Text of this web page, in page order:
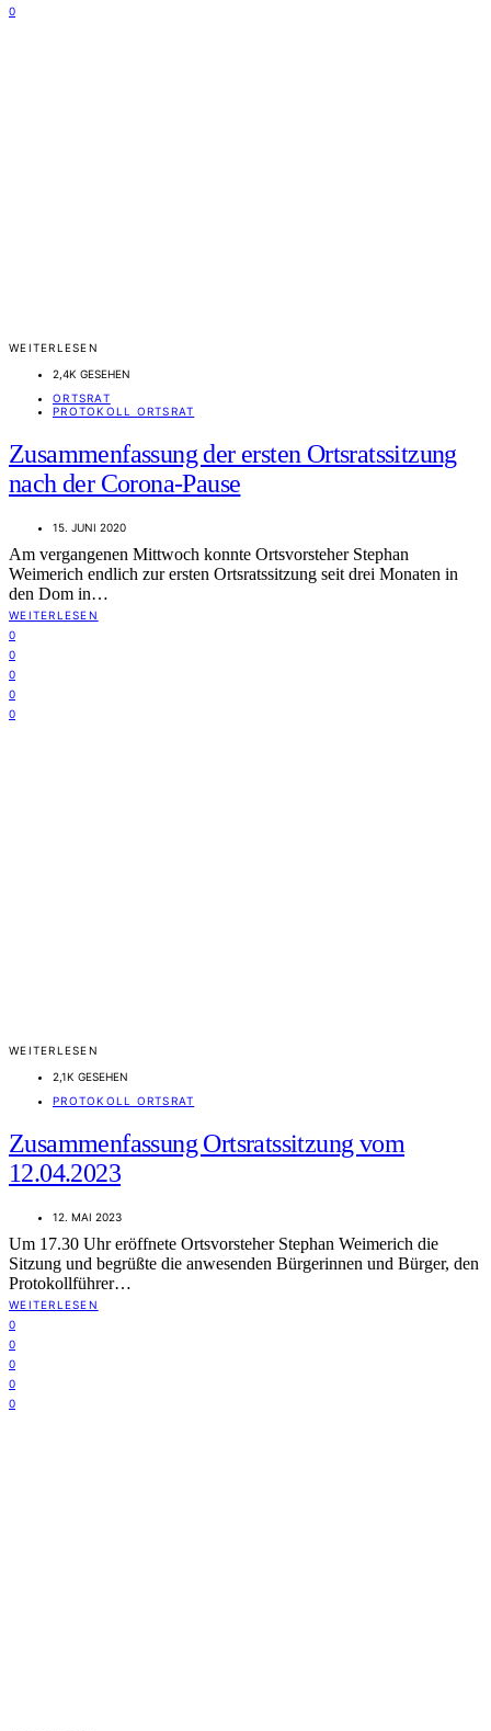
0
WEITERLESEN
2,4K GESEHEN
ORTSRAT
PROTOKOLL ORTSRAT
Zusammenfassung der ersten Ortsratssitzung
nach der Corona-Pause
15. JUNI 2020
Am vergangenen Mittwoch konnte Ortsvorsteher Stephan
Weimerich endlich zur ersten Ortsratssitzung seit drei Monaten in
den Dom in…
WEITERLESEN
0
0
0
0
0
WEITERLESEN
2,1K GESEHEN
PROTOKOLL ORTSRAT
Zusammenfassung Ortsratssitzung vom
12.04.2023
12. MAI 2023
Um 17.30 Uhr eröffnete Ortsvorsteher Stephan Weimerich die
Sitzung und begrüßte die anwesenden Bürgerinnen und Bürger, den
Protokollführer…
WEITERLESEN
0
0
0
0
0